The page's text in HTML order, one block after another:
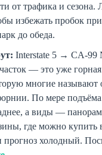
от трафика и
избежать пробок
до обеда.
Interstate 5 → CA-
— это уже горная
многие называют
По мере подъёма
а виды —
где можно купить
прогноз холодный.